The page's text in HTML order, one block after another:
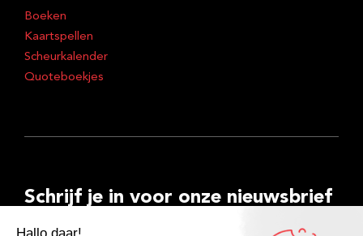
Boeken
Kaartspellen
Scheurkalender
Quoteboekjes
Schrijf je in voor onze nieuwsbrief